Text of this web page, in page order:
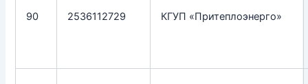
90 2536112729 КГУП «Притеплоэнерго»